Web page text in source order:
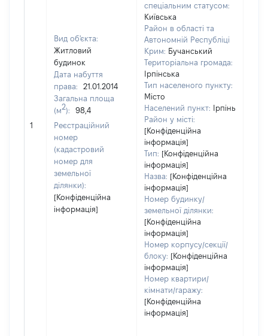
1
Вид об'єкта:
Житловий
будинок
Дата набуття
права:
21.01.2014
Загальна площа
(м2):
98,4
Реєстраційний
номер
(кадастровий
номер для
земельної
ділянки):
[Конфіденційна
інформація]
спеціальним статусом:
Київська
Район в області та
Автономній Республіці
Крим: Бучанський
Територіальна громада:
Ірпінська
Тип населеного пункту:
Місто
Населений пункт:
Ірпінь
Район у місті:
[Конфіденційна
інформація]
Тип: [Конфіденційна
інформація]
Назва: [Конфіденційна
інформація]
Номер будинку/
земельної ділянки:
[Конфіденційна
інформація]
Номер корпусу/секції/
блоку: [Конфіденційна
інформація]
Номер квартири/
кімнати/гаражу:
[Конфіденційна
інформація]